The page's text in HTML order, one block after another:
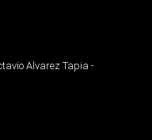
Alvarez Tapia -